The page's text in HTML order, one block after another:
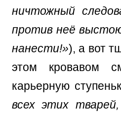
ничтожный
против неё
нанести!»), а вот
этом кровавом
карьерную
всех этих